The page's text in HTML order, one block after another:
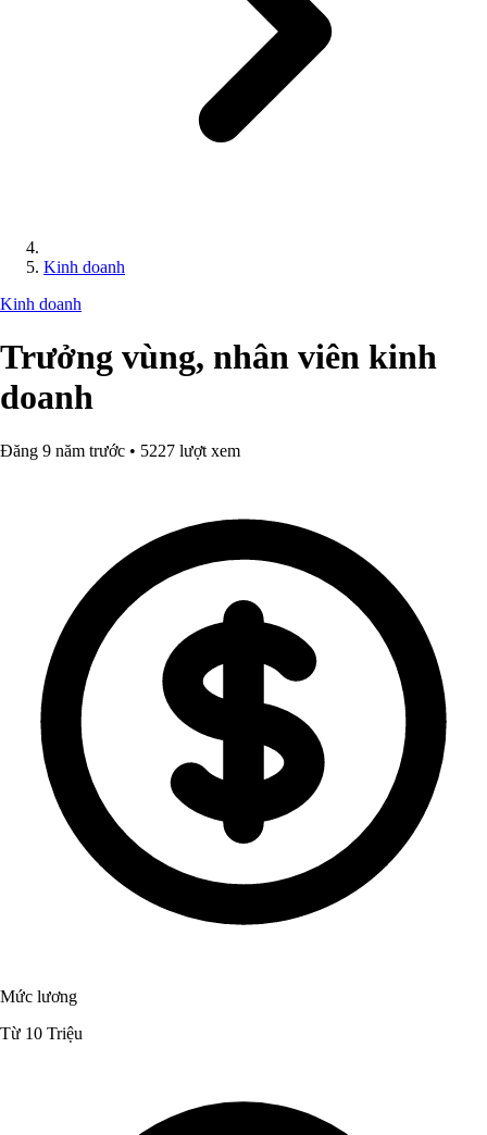
Kinh doanh
Kinh doanh
Trưởng vùng, nhân viên kinh
doanh
Đăng 9 năm trước • 5227 lượt xem
Mức lương
Từ 10 Triệu